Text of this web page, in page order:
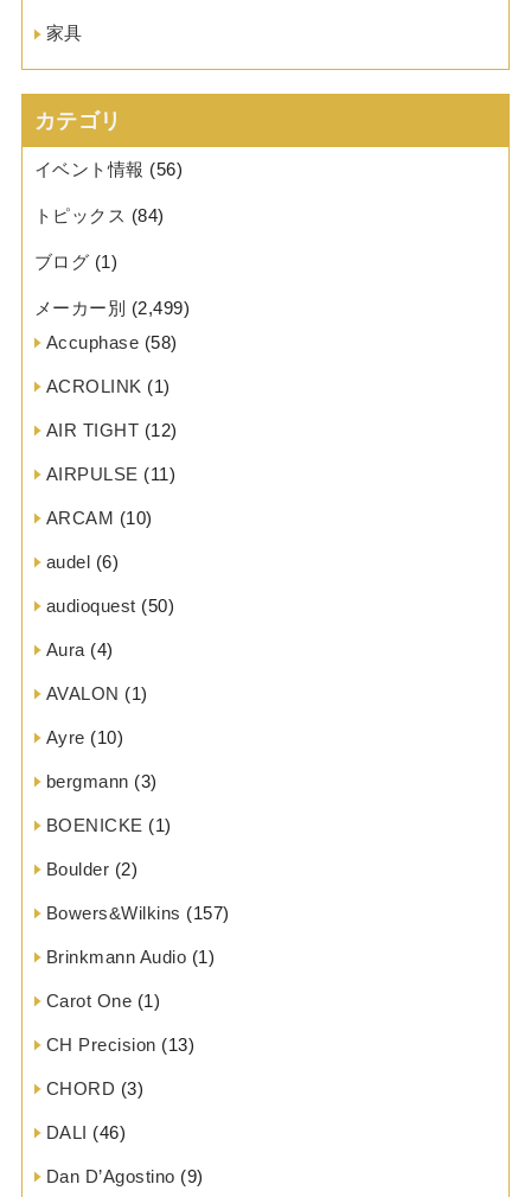
家具
カテゴリ
イベント情報 (56)
トピックス (84)
ブログ (1)
メーカー別 (2,499)
Accuphase (58)
ACROLINK (1)
AIR TIGHT (12)
AIRPULSE (11)
ARCAM (10)
audel (6)
audioquest (50)
Aura (4)
AVALON (1)
Ayre (10)
bergmann (3)
BOENICKE (1)
Boulder (2)
Bowers&Wilkins (157)
Brinkmann Audio (1)
Carot One (1)
CH Precision (13)
CHORD (3)
DALI (46)
Dan D’Agostino (9)